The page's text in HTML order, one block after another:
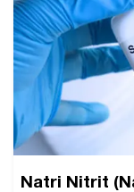
Natri Nitrit